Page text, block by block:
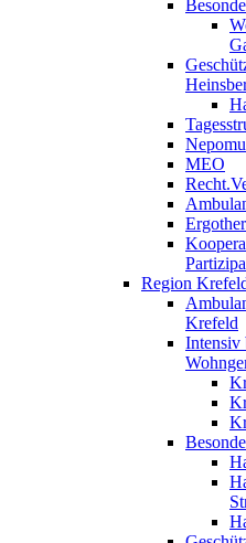
MEO
Region
Krefeld
Intensiv